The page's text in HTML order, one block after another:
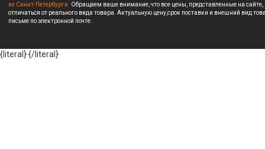
из Санкт-Петербурга. Обращаем ваше внимание, что все цены, представленные на
отличаться от реального вида товара. Актуальную цену,срок поставки и внешний вид
письме по электронной почте.
{literal}{/literal}